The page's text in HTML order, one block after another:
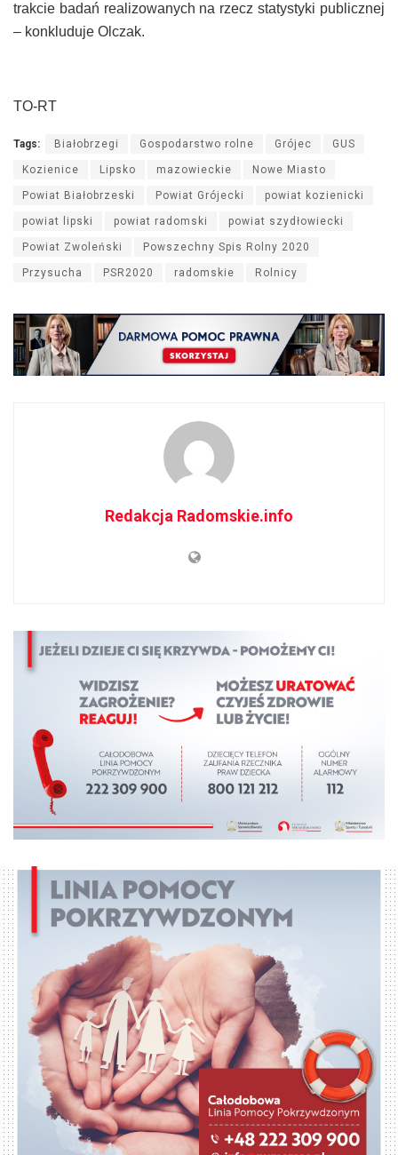
trakcie badań realizowanych na rzecz statystyki publicznej
– konkluduje Olczak.
TO-RT
Tags: Białobrzegi Gospodarstwo rolne Grójec GUS
Kozienice Lipsko mazowieckie Nowe Miasto
Powiat Białobrzeski Powiat Grójecki powiat kozienicki
powiat lipski powiat radomski powiat szydłowiecki
Powiat Zwoleński Powszechny Spis Rolny 2020
Przysucha PSR2020 radomskie Rolnicy
Redakcja Radomskie.info